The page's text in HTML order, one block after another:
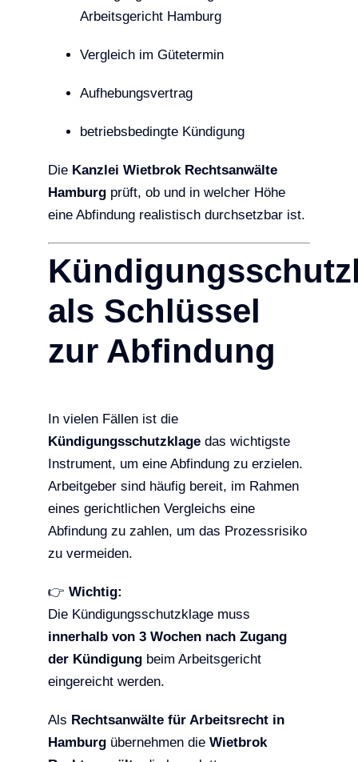
Arbeitsgericht Hamburg
Vergleich im Gütetermin
Aufhebungsvertrag
betriebsbedingte Kündigung
Die Kanzlei Wietbrok Rechtsanwälte
Hamburgprüft, ob und in welcher Höhe
eine Abfindung realistisch durchsetzbar ist.
als Schlüssel
zur Abfindung
In vielen Fällen ist die
Kündigungsschutzklagedas wichtigste
Instrument, um eine Abfindung zu erzielen.
Arbeitgeber sind häufig bereit, im Rahmen
eines gerichtlichen Vergleichs eine
Abfindung zu zahlen, um das Prozessrisiko
zu vermeiden.
👉 Wichtig:
Die Kündigungsschutzklage muss
innerhalb von 3 Wochen nach Zugang
der Kündigungbeim Arbeitsgericht
eingereicht werden.
Als Rechtsanwälte für Arbeitsrecht in
Hamburgübernehmen die Wietbrok